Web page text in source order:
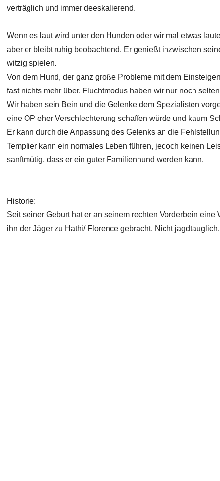
verträglich und immer deeskalierend.
Wenn es laut wird unter den Hunden oder wir mal etwas
aber er bleibt ruhig beobachtend. Er genießt inzwischen
witzig spielen.
Von dem Hund, der ganz große Probleme mit dem
fast nichts mehr über. Fluchtmodus haben wir nur noch
Wir haben sein Bein und die Gelenke dem Spezialisten
eine OP eher Verschlechterung schaffen würde und kaum
Er kann durch die Anpassung des Gelenks an die
Templier kann ein normales Leben führen, jedoch keinen
sanftmütig, dass er ein guter Familienhund werden kann.
Historie:
Seit seiner Geburt hat er an seinem rechten Vorderbein
ihn der Jäger zu Hathi/ Florence gebracht. Nicht jagdtauglich.